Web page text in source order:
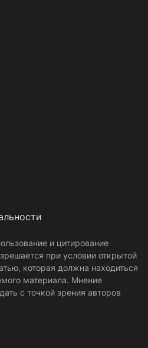
и цитирование
при условии открытой
которая должна находиться
материала. Мнение
с точкой зрения авторов